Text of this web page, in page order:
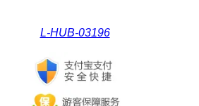
L-HUB-03196